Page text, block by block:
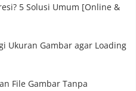
5 Solusi Umum [Online &
Ukuran Gambar agar Loading
File Gambar Tanpa